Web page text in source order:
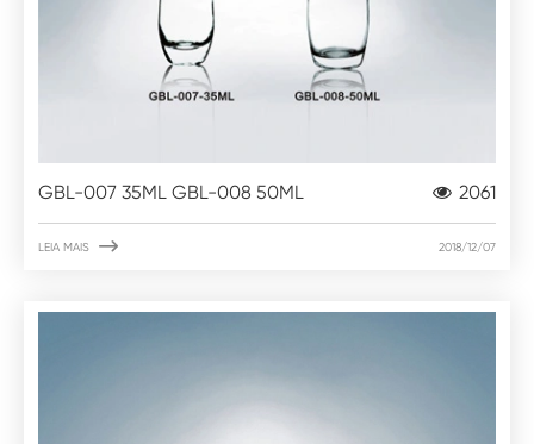
GBL-007 35ML GBL-008 50ML 2061
LEIA MAIS  2018/12/07